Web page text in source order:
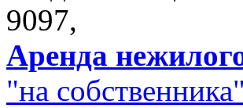
9097,
Аренда
"на собственника"